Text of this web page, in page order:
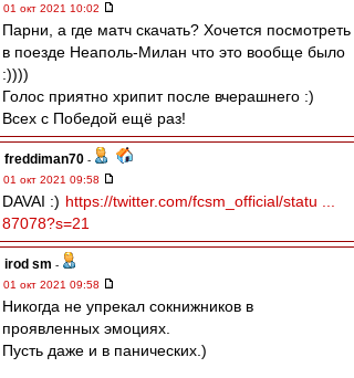
01 окт 2021 10:02
Парни, а где матч скачать? Хочется посмотреть
в поезде Неаполь-Милан что это вообще было
:))))
Голос приятно хрипит после вчерашнего :)
Всех с Победой ещё раз!
freddiman70 -
01 окт 2021 09:58
DAVAI :) https://twitter.com/fcsm_official/statu ...
87078?s=21
irod sm -
01 окт 2021 09:58
Никогда не упрекал сокнижников в
проявленных эмоциях.
Пусть даже и в панических.)